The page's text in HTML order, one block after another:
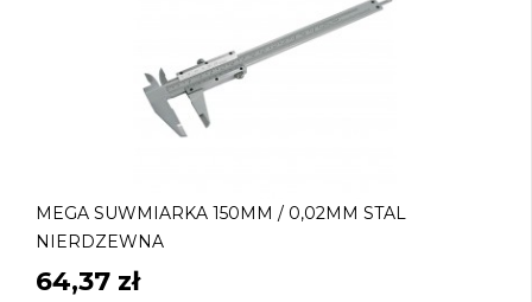
MEGA SUWMIARKA 150MM / 0,02MM STAL
NIERDZEWNA
64,37 zł